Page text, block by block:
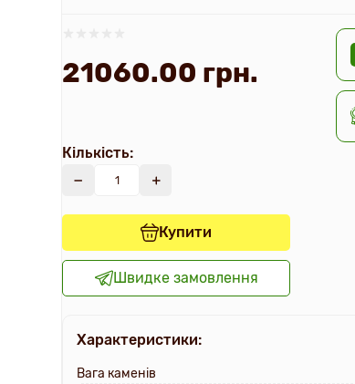
21060.00 грн.
Кількість:
Купити
Швидке замовлення
Характеристики:
Вага каменів